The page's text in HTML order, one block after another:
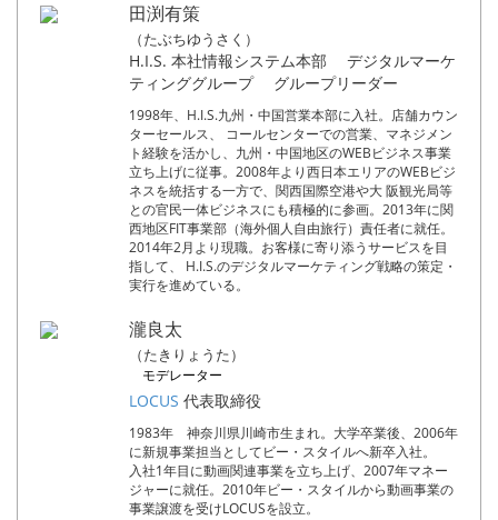
田渕有策
（たぶちゆうさく）
H.I.S. 本社情報システム本部 デジタルマーケ
ティンググループ グループリーダー
1998年、H.I.S.九州・中国営業本部に入社。店舗カウン
ターセールス、 コールセンターでの営業、マネジメン
ト経験を活かし、九州・中国地区のWEBビジネス事業
立ち上げに従事。2008年より西日本エリアのWEBビジ
ネスを統括する一方で、関西国際空港や大 阪観光局等
との官民一体ビジネスにも積極的に参画。2013年に関
西地区FIT事業部（海外個人自由旅行）責任者に就任。
2014年2月より現職。お客様に寄り添うサービスを目
指して、 H.I.S.のデジタルマーケティング戦略の策定・
実行を進めている。
瀧良太
（たきりょうた）
モデレーター
LOCUS 代表取締役
1983年 神奈川県川崎市生まれ。大学卒業後、2006年
に新規事業担当としてビー・スタイルへ新卒入社。
入社1年目に動画関連事業を立ち上げ、2007年マネー
ジャーに就任。2010年ビー・スタイルから動画事業の
事業譲渡を受けLOCUSを設立。